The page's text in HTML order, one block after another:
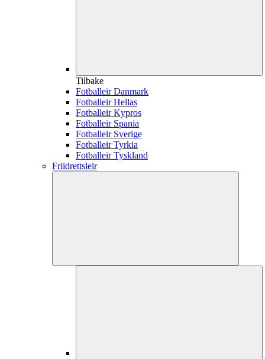
Tilbake
Fotballeir Danmark
Fotballeir Hellas
Fotballeir Kypros
Fotballeir Spania
Fotballeir Sverige
Fotballeir Tyrkia
Fotballeir Tyskland
Friidrettsleir